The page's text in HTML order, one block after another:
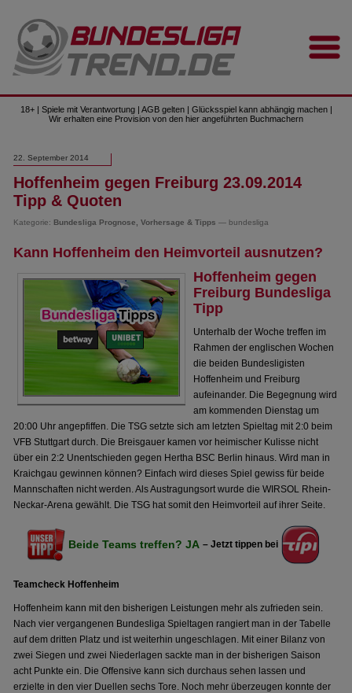
18+ | Spiele mit Verantwortung | AGB gelten | Glücksspiel kann abhängig machen |
Wir erhalten eine Provision von den hier angeführten Buchmachern
22. September 2014
Hoffenheim gegen Freiburg 23.09.2014
Tipp & Quoten
Kategorie: Bundesliga Prognose, Vorhersage & Tipps — bundesliga
Kann Hoffenheim den Heimvorteil ausnutzen?
Hoffenheim gegen
Freiburg Bundesliga
Tipp
Unterhalb der Woche treffen im
Rahmen der englischen Wochen
die beiden Bundesligisten
Hoffenheim und Freiburg
aufeinander. Die Begegnung wird
am kommenden Dienstag um
20:00 Uhr angepfiffen. Die TSG setzte sich am letzten Spieltag mit 2:0 beim
VFB Stuttgart durch. Die Breisgauer kamen vor heimischer Kulisse nicht
über ein 2:2 Unentschieden gegen Hertha BSC Berlin hinaus. Wird man in
Kraichgau gewinnen können? Einfach wird dieses Spiel gewiss für beide
Mannschaften nicht werden. Als Austragungsort wurde die WIRSOL Rhein-
Neckar-Arena gewählt. Die TSG hat somit den Heimvorteil auf ihrer Seite.
Beide Teams treffen? JA – Jetzt tippen bei
Teamcheck Hoffenheim
Hoffenheim kann mit den bisherigen Leistungen mehr als zufrieden sein.
Nach vier vergangenen Bundesliga Spieltagen rangiert man in der Tabelle
auf dem dritten Platz und ist weiterhin ungeschlagen. Mit einer Bilanz von
zwei Siegen und zwei Niederlagen sackte man in der bisherigen Saison
acht Punkte ein. Die Offensive kann sich durchaus sehen lassen und
erzielte in den vier Duellen sechs Tore. Noch mehr überzeugen konnte der